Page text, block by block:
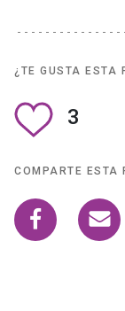
¿TE GUSTA ESTA
3
COMPARTE ESTA